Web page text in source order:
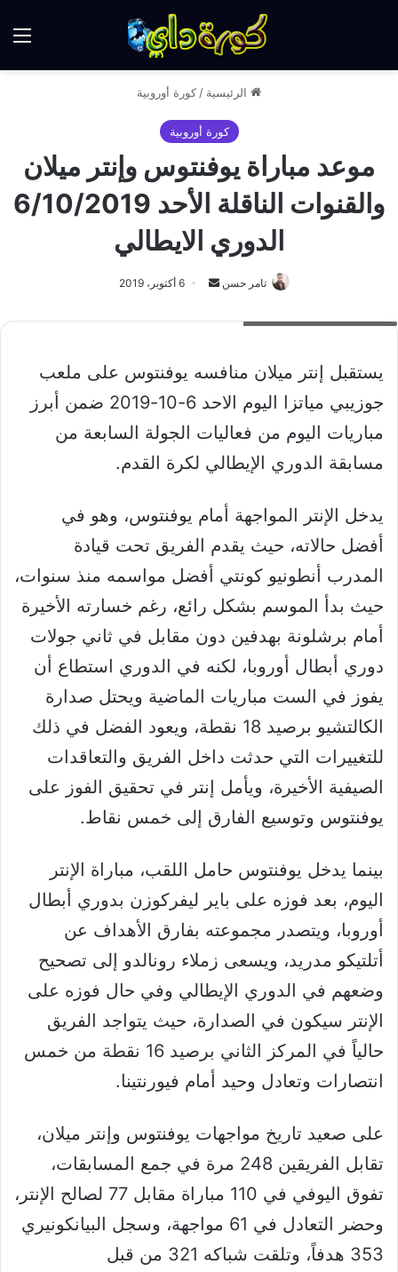
الرئيسية / كورة أوروبية
كورة أوروبية
موعد مباراة يوفنتوس وإنتر ميلان
والقنوات الناقلة الأحد 6/10/2019
الدوري الايطالي
تامر حسن
أرسل
إلكترونيا
6 أكتوبر، 2019
يستقبل إنتر ميلان منافسه يوفنتوس على ملعب
جوزيبي مياتزا
اليوم الاحد 6-10-2019 ضمن أبرز
مباريات اليوم من فعاليات الجولة السابعة من
مسابقة الدوري الإيطالي لكرة القدم.
يدخل الإنتر المواجهة أمام يوفنتوس، وهو في
أفضل حالاته، حيث يقدم الفريق تحت قيادة
المدرب أنطونيو كونتي أفضل مواسمه منذ سنوات،
حيث بدأ الموسم بشكل رائع، رغم خسارته الأخيرة
أمام برشلونة بهدفين دون مقابل في ثاني جولات
دوري أبطال أوروبا، لكنه في الدوري استطاع أن
يفوز في الست مباريات الماضية ويحتل صدارة
الكالتشيو برصيد 18 نقطة، ويعود الفضل في ذلك
للتغييرات التي حدثت داخل الفريق والتعاقدات
الصيفية الأخيرة، ويأمل إنتر في تحقيق الفوز على
يوفنتوس وتوسيع الفارق إلى خمس نقاط.
بينما يدخل يوفنتوس حامل اللقب، مباراة الإنتر
اليوم، بعد فوزه على باير ليفركوزن بدوري أبطال
أوروبا، ويتصدر مجموعته بفارق الأهداف عن
أتلتيكو مدريد، ويسعى زملاء رونالدو إلى تصحيح
وضعهم في الدوري الإيطالي وفي حال فوزه على
الإنتر سيكون في الصدارة، حيث يتواجد الفريق
حالياً في المركز الثاني برصيد 16 نقطة من خمس
انتصارات وتعادل وحيد أمام فيورنتينا.
على صعيد تاريخ مواجهات يوفنتوس وإنتر ميلان،
تقابل الفريقين 248 مرة في جمع المسابقات،
تفوق اليوفي في 110 مباراة مقابل 77 لصالح الإنتر،
وحضر التعادل في 61 مواجهة، وسجل البيانكونيري
353 هدفاً، وتلقت شباكه 321 من قبل